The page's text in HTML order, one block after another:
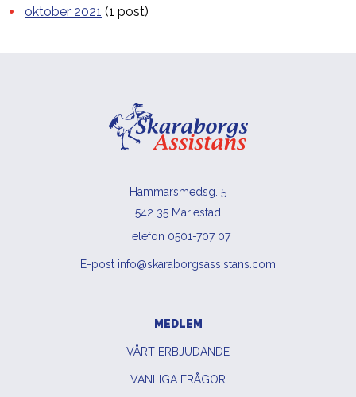
oktober 2021 (1 post)
Hammarsmedsg. 5
542 35 Mariestad
Telefon 0501-707 07
E-post info@skaraborgsassistans.com
MEDLEM
VÅRT ERBJUDANDE
VANLIGA FRÅGOR